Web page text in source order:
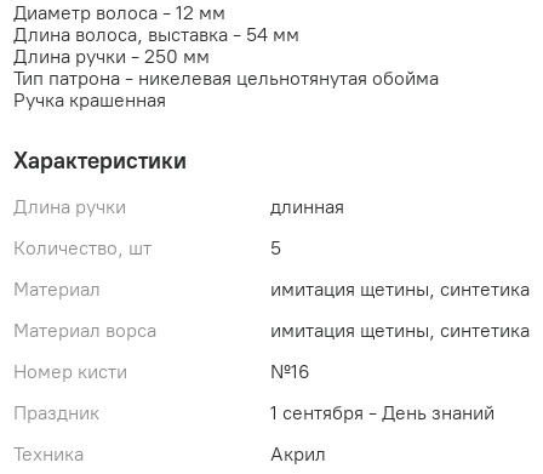
Диаметр волоса - 12 мм
Длина волоса, выставка - 54 мм
Длина ручки - 250 мм
Тип патрона - никелевая цельнотянутая обойма
Ручка крашенная
Характеристики
Длина ручки
длинная
Количество, шт
5
Материал
имитация щетины, синтетика
Материал ворса
имитация щетины, синтетика
Номер кисти
№16
Праздник
1 сентября - День знаний
Техника
Акрил